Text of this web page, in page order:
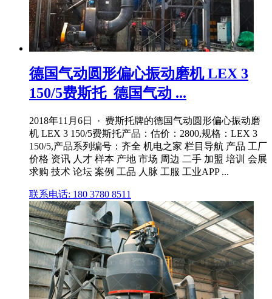
德国气动圆形偏心振动磨机 LEX 3
150/5费斯托_德国气动 ...
2018年11月6日 · 费斯托牌的德国气动圆形偏心振动磨
机 LEX 3 150/5费斯托产品：估价：2800,规格：LEX 3
150/5,产品系列编号：齐全 机电之家 栏目导航 产品 工厂
价格 资讯 人才 样本 产地 市场 周边 二手 加盟 培训 会展
求购 技术 论坛 案例 工品 人脉 工服 工业APP ...
联系电话: 180 3780 8511